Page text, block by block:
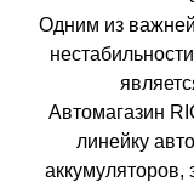
Одним из
Автомагазин
линейку
аккумуляторов,